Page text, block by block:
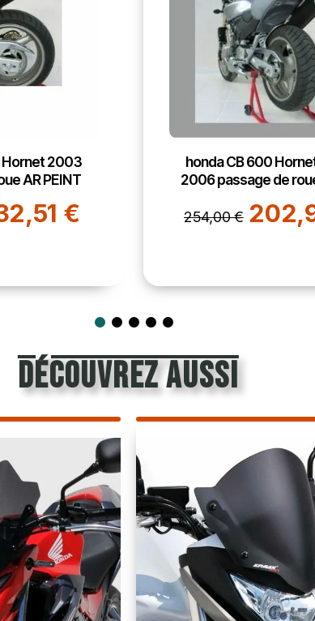
Hornet 2003
roue PEINT
€
GIVI 258FZ support
MONOKEY/
2006
découvrez aussi